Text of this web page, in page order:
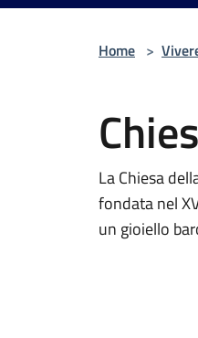
Home >
La Chiesa
fondata nel
un gioiello